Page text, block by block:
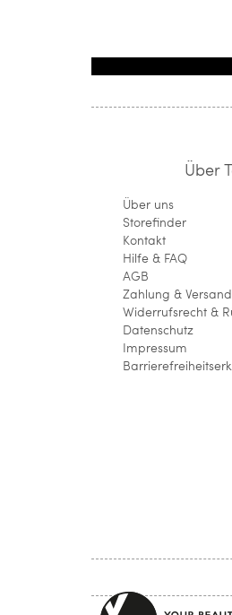
Über
Über uns
Storefinder
Kontakt
Hilfe & FAQ
AGB
Zahlung & Versand
Widerrufsrecht &
Datenschutz
Impressum